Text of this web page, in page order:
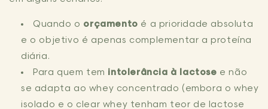
Quando o orçamento é a prioridade absoluta
e o objetivo é apenas complementar a proteína
diária.
Para quem tem intolerância à lactose e não
se adapta ao whey concentrado (embora o whey
isolado e o clear whey tenham teor de lactose